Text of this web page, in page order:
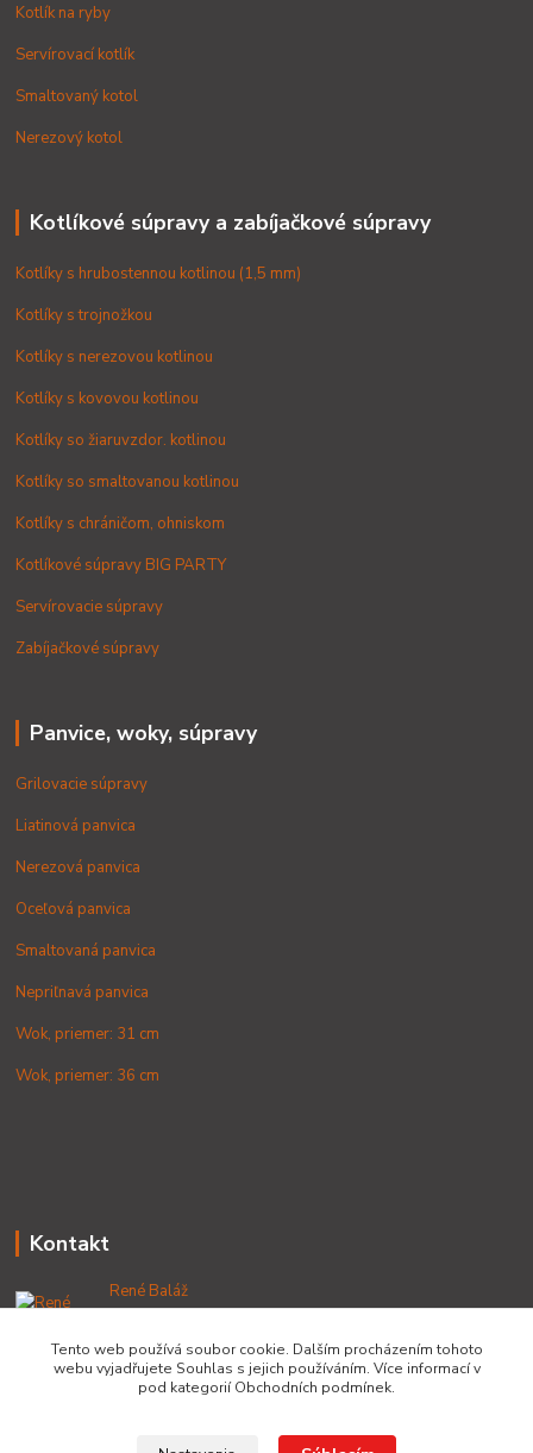
Kotlík na ryby
Servírovací kotlík
Smaltovaný kotol
Nerezový kotol
Kotlíkové súpravy a zabíjačkové súpravy
Kotlíky s hrubostennou kotlinou (1,5 mm)
Kotlíky s trojnožkou
Kotlíky s nerezovou kotlinou
Kotlíky s kovovou kotlinou
Kotlíky so žiaruvzdor. kotlinou
Kotlíky so smaltovanou kotlinou
Kotlíky s chráničom, ohniskom
Kotlíkové súpravy BIG PARTY
Servírovacie súpravy
Zabíjačkové súpravy
Panvice, woky, súpravy
Grilovacie súpravy
Liatinová panvica
Nerezová panvica
Oceľová panvica
Smaltovaná panvica
Nepriľnavá panvica
Wok, priemer: 31 cm
Wok, priemer: 36 cm
Kontakt
René Baláž
+421 902 212 007
od 8:00 - do 16:00 hod
info@lacnekotliky.sk
Tento web používá soubor cookie. Dalším procházením tohoto
webu vyjadřujete Souhlas s jejich používáním. Více informací v
pod kategorií Obchodních podmínek.